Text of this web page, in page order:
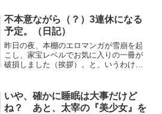
「解雇」という意味で定着してい...
不本意ながら（？）3連休になる
予定。（日記）
昨日の夜、本棚のエロマンガが雪崩を起
こし、家宝レベルでお気に入りの一冊が
破損しました（挨拶）。と、いうわけ
にAmazonでポチり直した水曜日、皆様い
かがお過ごしでしょ...
いや、確かに睡眠は大事だけど
ね？ あと、太宰の『美少女』を